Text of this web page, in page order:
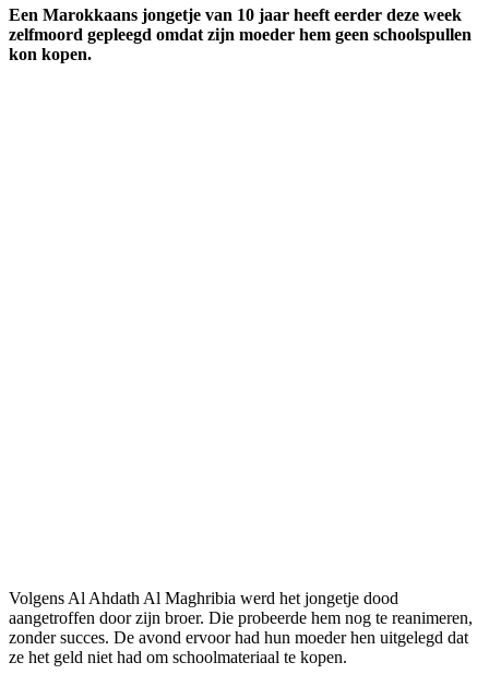
Een Marokkaans jongetje van 10 jaar heeft eerder deze week
zelfmoord gepleegd omdat zijn moeder hem geen schoolspullen
kon kopen.
Volgens Al Ahdath Al Maghribia werd het jongetje dood
aangetroffen door zijn broer. Die probeerde hem nog te reanimeren,
zonder succes. De avond ervoor had hun moeder hen uitgelegd dat
ze het geld niet had om schoolmateriaal te kopen.